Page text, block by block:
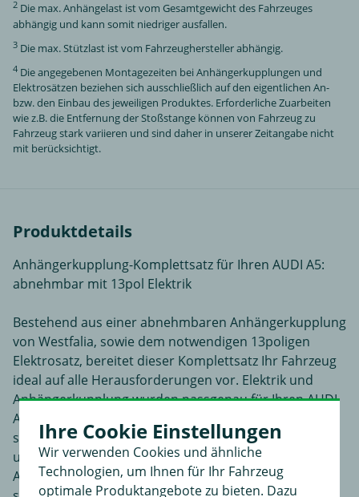
2 Die max. Anhängelast ist vom Gesamtgewicht des Fahrzeuges
abhängig und kann somit niedriger ausfallen.
3 Die max. Stützlast ist vom Fahrzeughersteller abhängig.
4 Die angegebenen Montagezeiten bei Anhängerkupplungen und
Elektrosätzen beziehen sich ausschließlich auf den eigentlichen An-
bzw. den Einbau des jeweiligen Produktes. Erforderliche Zuarbeiten
wie z.B. die Entfernung der Stoßstange können von Fahrzeug zu
Fahrzeug stark variieren und sind daher in unserer Zeitangabe nicht
mit berücksichtigt.
Produktdetails
Anhängerkupplung-Komplettsatz für Ihren AUDI A5:
abnehmbar mit 13pol Elektrik
Bestehend aus einer abnehmbaren Anhängerkupplung
von Westfalia, sowie dem notwendigen 13poligen
Elektrosatz, bereitet dieser Komplettsatz Ihr Fahrzeug
ideal auf alle Herausforderungen vor. Elektrik und
Anhängerkupplung wurden passgenau für Ihren AUDI
A5 entwickelt. Mit 90 kg Stützlast ist der Komplettsatz
sowohl für den Transport von Fahrrädern mit einem
unserer Fahrradträger, als auch für das Ziehen eines
Anhängers bis 2100 kg geeignet. Der Kugelkopf lässt
Ihre Cookie Einstellungen
Wir verwenden Cookies und ähnliche
Technologien, um Ihnen für Ihr Fahrzeug
optimale Produktangebote zu bieten. Dazu